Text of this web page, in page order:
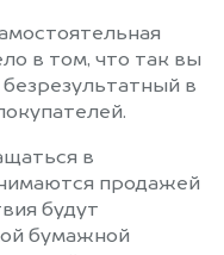
в том, что так вы
в
в
продажей
будут
бумажной